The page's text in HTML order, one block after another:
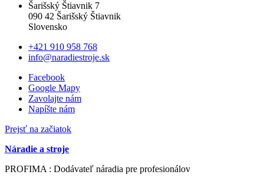
Šarišský Štiavnik 7
090 42 Šarišský Štiavnik
Slovensko
+421 910 958 768
info@naradiestroje.sk
Facebook
Google Mapy
Zavolajte nám
Napíšte nám
Prejsť na začiatok
Náradie a stroje
PROFIMA : Dodávateľ náradia pre profesionálov